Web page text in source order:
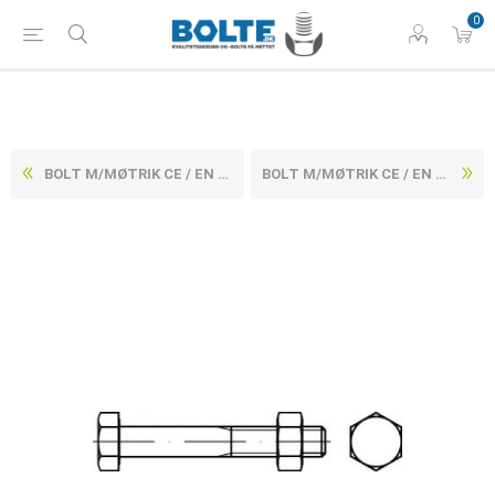
0
BOLT M/MØTRIK CE / EN 154292 ELFORZINKET STÅL KL. 4.8 M12X120 (50 STK) BOLT M/MØTRIK CE / EN 154292 ELFORZINKET STÅL KL. 4.8 M12X150 (50 STK)